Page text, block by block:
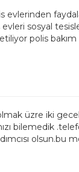
evlerinden
sosyal
polis
üzre iki
bilemedik